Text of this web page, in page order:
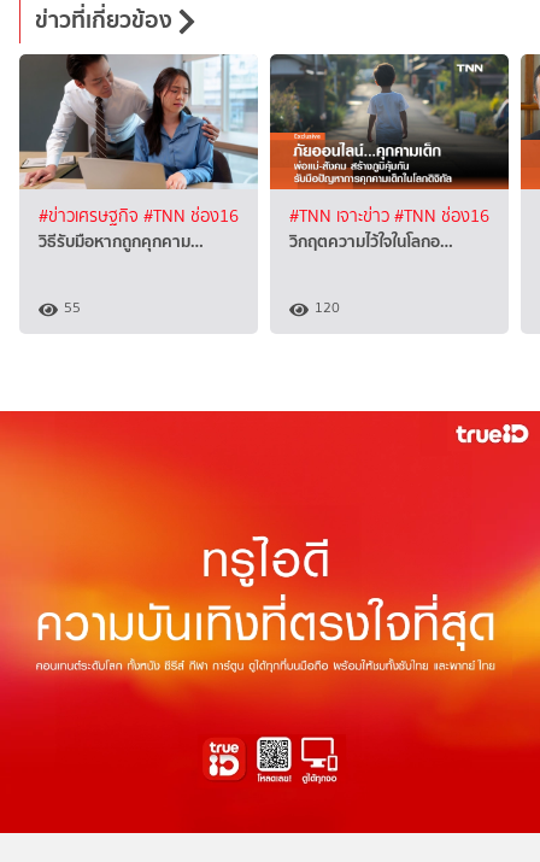
ข่าวที่เกี่ยวข้อง
#ข่าวเศรษฐกิจ #TNN ช่อง16
วิธีรับมือหากถูกคุกคาม…
55
#TNN เจาะข่าว#TNN ช่อง16
วิกฤตความไว้ใจในโลกอ…
120